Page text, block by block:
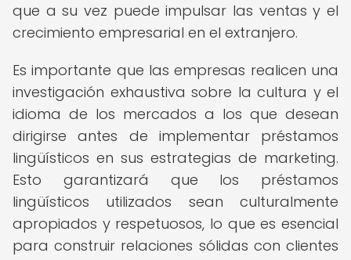
que a su vez puede impulsar las ventas y el
crecimiento empresarial en el extranjero.
Es importante que las empresas realicen una
investigación exhaustiva sobre la cultura y el
idioma de los mercados a los que desean
dirigirse antes de implementar préstamos
lingüísticos en sus estrategias de marketing.
Esto garantizará que los préstamos
lingüísticos utilizados sean culturalmente
apropiados y respetuosos, lo que es esencial
para construir relaciones sólidas con clientes